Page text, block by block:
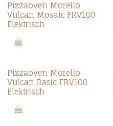
Pizzaoven Morello
Vulcan Mosaic FRV100
Elektrisch
Pizzaoven Morello
Vulcan Basic FRV100
Elektrisch